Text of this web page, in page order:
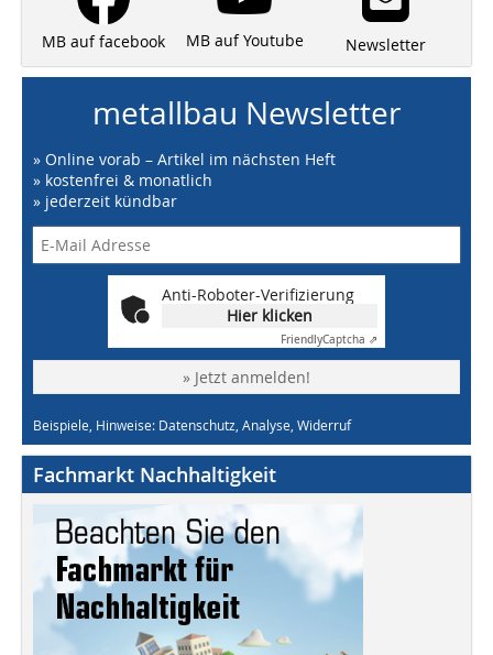
MB auf facebook MB auf Youtube Newsletter
metallbau Newsletter
» Online vorab – Artikel im nächsten Heft
» kostenfrei & monatlich
» jederzeit kündbar
Anti-Roboter-Verifizierung
Hier klicken
FriendlyCaptcha ⇗
» Jetzt anmelden!
Beispiele, Hinweise: Datenschutz, Analyse, Widerruf
Fachmarkt Nachhaltigkeit